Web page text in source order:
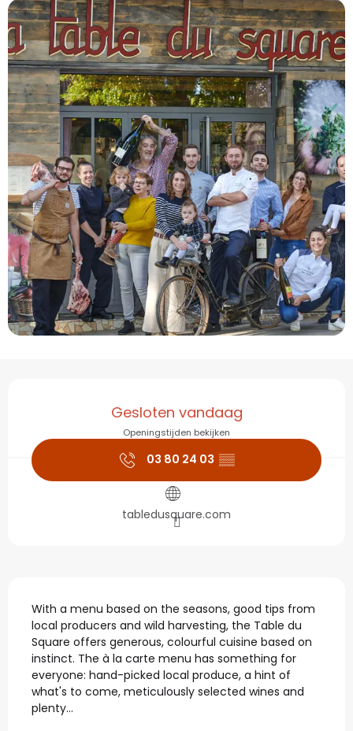
Openingstijden en
Gesloten vandaag
Openingstijden bekijken
03 80 24 03 ▒▒
tabledusquare.com
Beschrijving
With a menu based on the seasons, good tips from
local producers and wild harvesting, the Table du
Square offers generous, colourful cuisine based on
instinct. The à la carte menu has something for
everyone: hand-picked local produce, a hint of
what's to come, meticulously selected wines and
plenty...